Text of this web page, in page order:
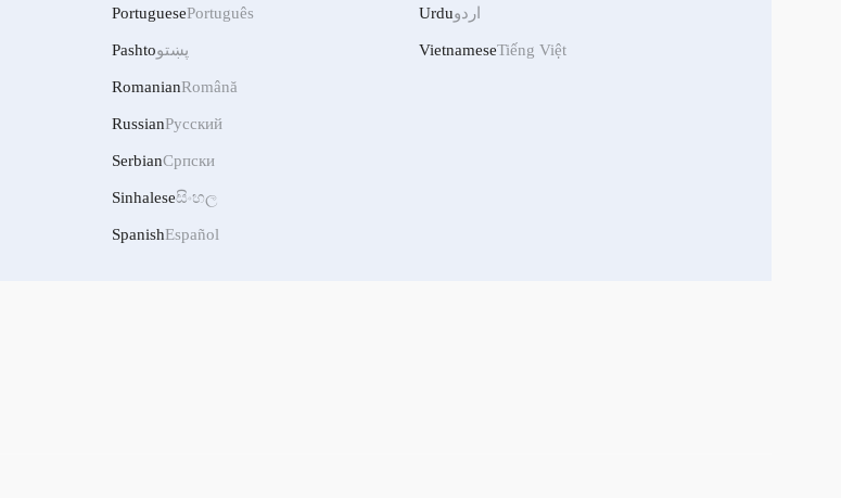
PortuguesePortuguês
Pashtoپښتو
RomanianRomână
RussianРусский
SerbianСрпски
Sinhaleseසිංහල
SpanishEspañol
Urduاردو
VietnameseTiếng Việt